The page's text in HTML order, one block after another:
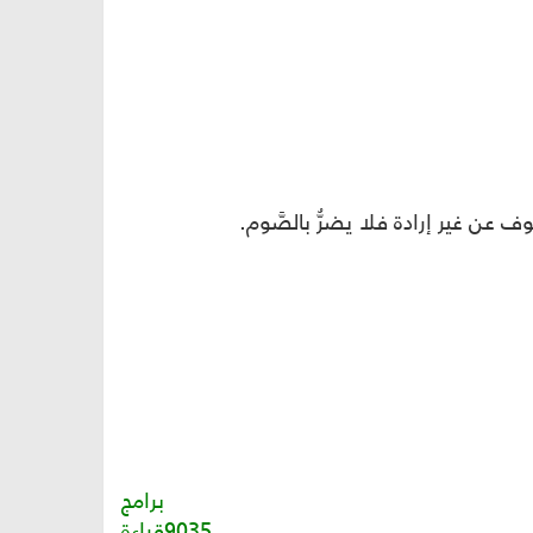
عن غير إرادة فلا يضرُّ بالصَّوم.
برامج